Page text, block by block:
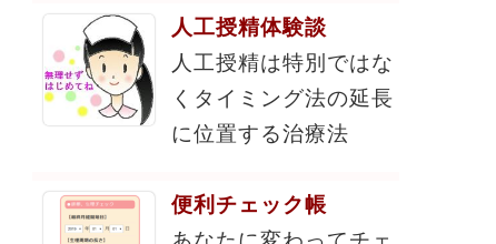
人工授精体験談
人工授精は特別ではな
くタイミング法の延長
に位置する治療法
便利チェック帳